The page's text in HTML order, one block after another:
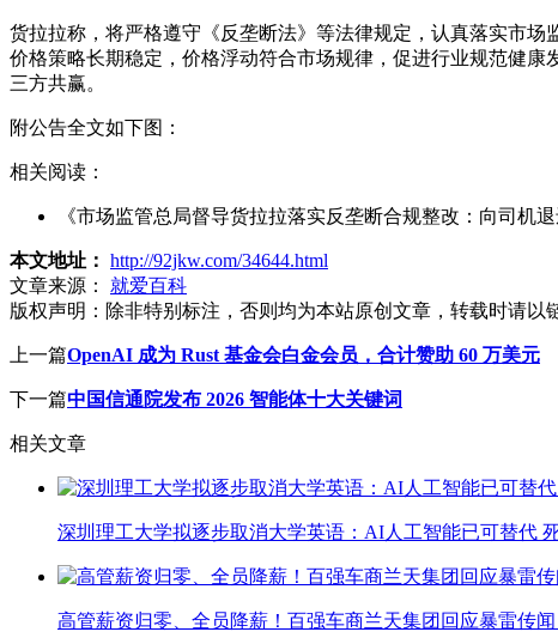
货拉拉称，将严格遵守《反垄断法》等法律规定，认真落实市
价格策略长期稳定，价格浮动符合市场规律，促进行业规范健
三方共赢。
附公告全文如下图：
相关阅读：
《市场监管总局督导货拉拉落实反垄断合规整改：向司机
本文地址： http://92jkw.com/34644.html
文章来源：
就爱百科
版权声明： 除非特别标注，否则均为本站原创文章，转载时请以
上一篇OpenAI 成为 Rust 基金会白金会员，合计赞助 60 万美元
下一篇中国信通院发布 2026 智能体十大关键词
相关文章
深圳理工大学拟逐步取消大学英语：AI人工智能已可替代
高管薪资归零、全员降薪！百强车商兰天集团回应暴雷传